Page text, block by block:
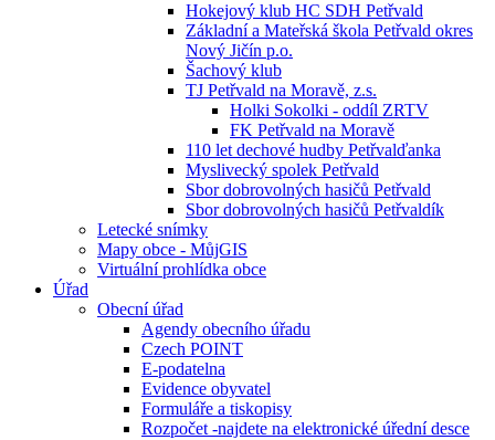
Hokejový klub HC SDH Petřvald
Základní a Mateřská škola Petřvald okres
Nový Jičín p.o.
Šachový klub
TJ Petřvald na Moravě, z.s.
Holki Sokolki - oddíl ZRTV
FK Petřvald na Moravě
110 let dechové hudby Petřvalďanka
Myslivecký spolek Petřvald
Sbor dobrovolných hasičů Petřvald
Sbor dobrovolných hasičů Petřvaldík
Letecké snímky
Mapy obce - MůjGIS
Virtuální prohlídka obce
Úřad
Obecní úřad
Agendy obecního úřadu
Czech POINT
E-podatelna
Evidence obyvatel
Formuláře a tiskopisy
Rozpočet -najdete na elektronické úřední desce